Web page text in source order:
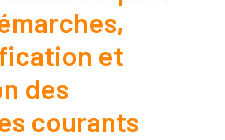
et
des
courants